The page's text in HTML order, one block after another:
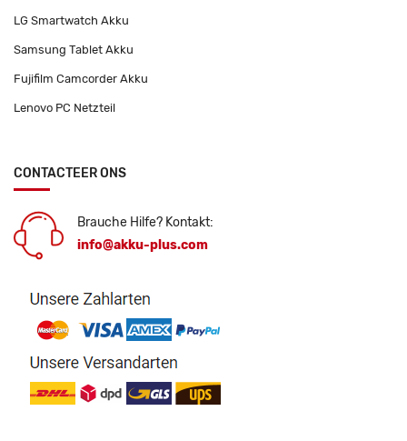
LG Smartwatch Akku
Samsung Tablet Akku
Fujifilm Camcorder Akku
Lenovo PC Netzteil
CONTACTEER ONS
Brauche Hilfe? Kontakt:
info@akku-plus.com